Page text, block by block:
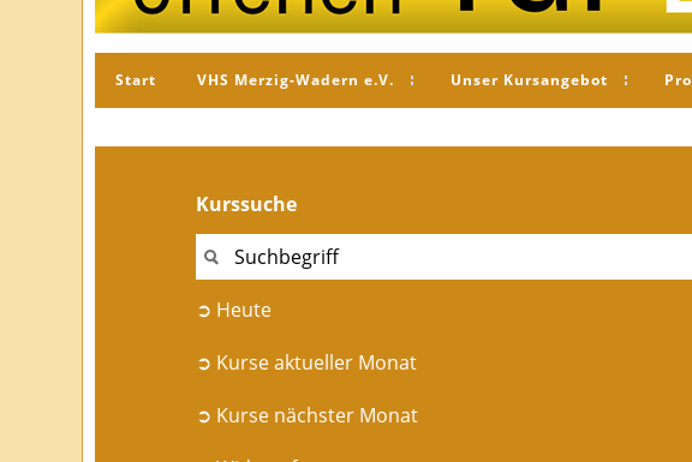
Start VHS Merzig-Wadern e.V. Unser Kursangebot
Kurssuche
➲ Heute
➲ Kurse aktueller Monat
➲ Kurse nächster Monat